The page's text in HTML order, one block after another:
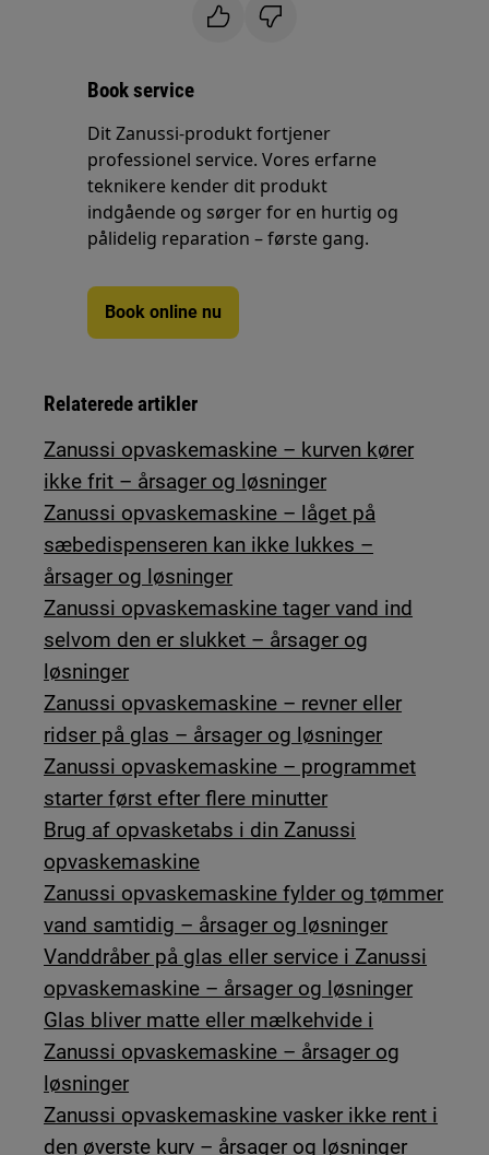
Book service
Dit Zanussi-produkt fortjener
professionel service. Vores erfarne
teknikere kender dit produkt
indgående og sørger for en hurtig og
pålidelig reparation – første gang.
Book online nu
Relaterede artikler
Zanussi opvaskemaskine – kurven kører
ikke frit – årsager og løsninger
Zanussi opvaskemaskine – låget på
sæbedispenseren kan ikke lukkes –
årsager og løsninger
Zanussi opvaskemaskine tager vand ind
selvom den er slukket – årsager og
løsninger
Zanussi opvaskemaskine – revner eller
ridser på glas – årsager og løsninger
Zanussi opvaskemaskine – programmet
starter først efter flere minutter
Brug af opvasketabs i din Zanussi
opvaskemaskine
Zanussi opvaskemaskine fylder og tømmer
vand samtidig – årsager og løsninger
Vanddråber på glas eller service i Zanussi
opvaskemaskine – årsager og løsninger
Glas bliver matte eller mælkehvide i
Zanussi opvaskemaskine – årsager og
løsninger
Zanussi opvaskemaskine vasker ikke rent i
den øverste kurv – årsager og løsninger